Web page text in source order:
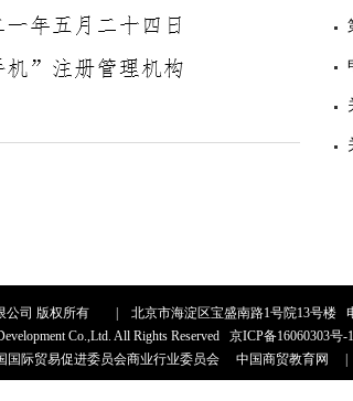
公司 版权所有 北京市海淀区宝盛南路1号院13号楼
Co.,Ltd. All Rights Reserved 京ICP备16060303号-1
国际贸易促进委员会商业行业委员会 中国商贸教育网